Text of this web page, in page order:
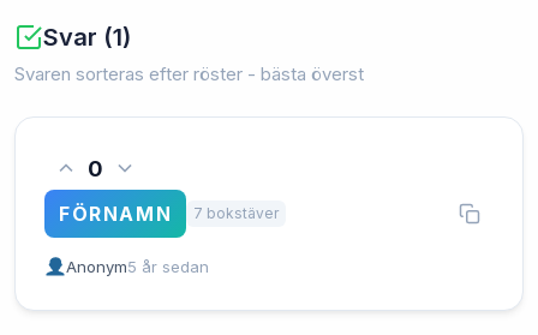
Svar (1)
Svaren sorteras efter röster - bästa överst
0
FÖRNAMN 7 bokstäver
Anonym5 år sedan